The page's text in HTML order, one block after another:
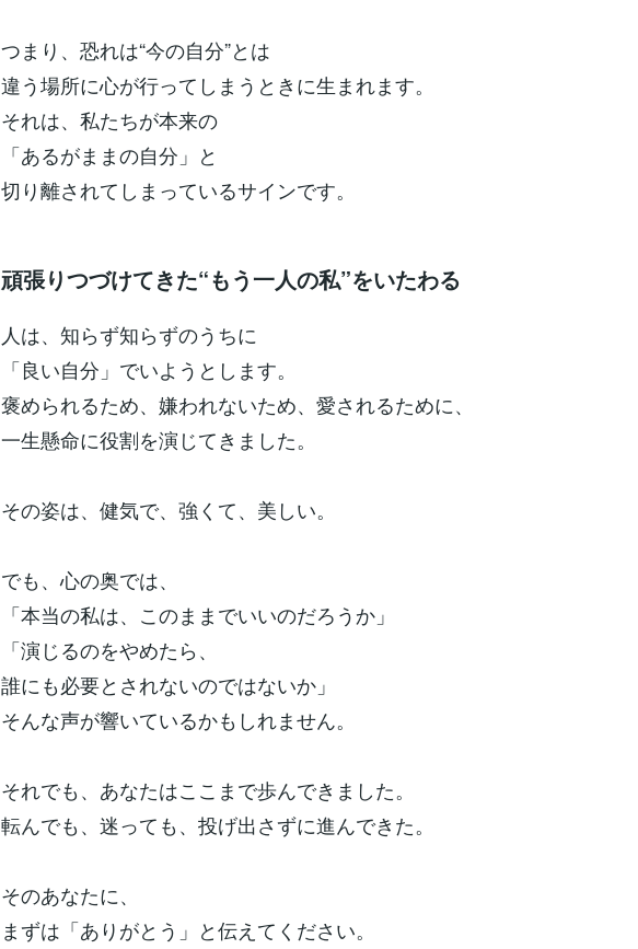
つまり、恐れは“今の自分”とは
違う場所に心が行ってしまうときに生まれます。
それは、私たちが本来の
「あるがままの自分」と
切り離されてしまっているサインです。
頑張りつづけてきた“もう一人の私”をいたわる
人は、知らず知らずのうちに
「良い自分」でいようとします。
褒められるため、嫌われないため、愛されるために、
一生懸命に役割を演じてきました。
その姿は、健気で、強くて、美しい。
でも、心の奥では、
「本当の私は、このままでいいのだろうか」
「演じるのをやめたら、
誰にも必要とされないのではないか」
そんな声が響いているかもしれません。
それでも、あなたはここまで歩んできました。
転んでも、迷っても、投げ出さずに進んできた。
そのあなたに、
まずは「ありがとう」と伝えてください。